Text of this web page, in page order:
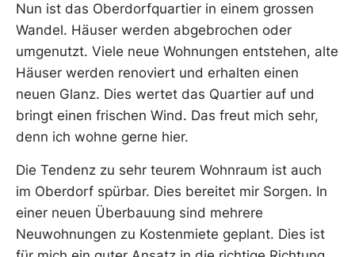
Nun ist das Oberdorfquartier in einem grossen
Wandel. Häuser werden abgebrochen oder
umgenutzt. Viele neue Wohnungen entstehen, alte
Häuser werden renoviert und erhalten einen
neuen Glanz. Dies wertet das Quartier auf und
bringt einen frischen Wind. Das freut mich sehr,
denn ich wohne gerne hier.
Die Tendenz zu sehr teurem Wohnraum ist auch
im Oberdorf spürbar. Dies bereitet mir Sorgen. In
einer neuen Überbauung sind mehrere
Neuwohnungen zu Kostenmiete geplant. Dies ist